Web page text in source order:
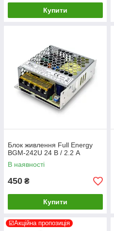
Купити
Блок живлення Full Energy
BGM-242U 24 В / 2.2 А
В наявності
450 ₴
Купити
☑️Акційна пропозиція